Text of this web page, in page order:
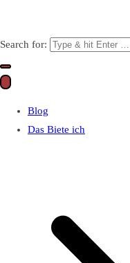
Search for:
Blog
Das Biete ich